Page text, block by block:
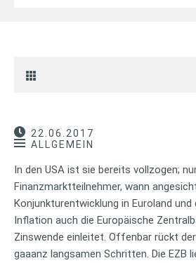
22.06.2017
ALLGEMEIN
In den USA ist sie bereits vollzogen;
Finanzmarktteilnehmer, wann
Konjunkturentwicklung in Euroland und
Inflation auch die Europäische
Zinswende einleitet. Offenbar rückt
gaaanz langsamen Schritten. Die EZB